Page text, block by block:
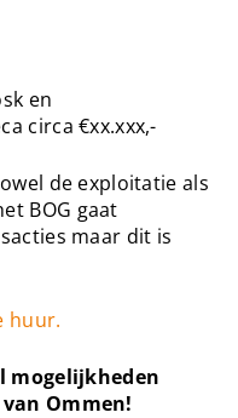
en
circa €xx.xxx,-
de exploitatie als
BOG gaat
maar dit is
huur.
mogelijkheden
Ommen!